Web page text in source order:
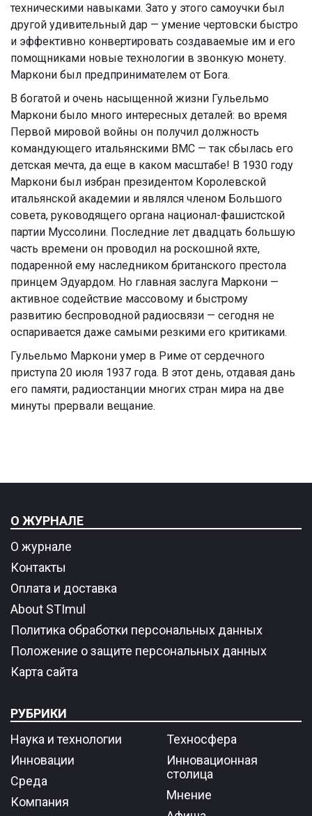
техническими навыками. Зато у этого самоучки был
другой удивительный дар — умение чертовски быстро
и эффективно конвертировать создаваемые им и его
помощниками новые технологии в звонкую монету.
Маркони был предпринимателем от Бога.
В богатой и очень насыщенной жизни Гульельмо
Маркони было много интересных деталей: во время
Первой мировой войны он получил должность
командующего итальянскими ВМС — так сбылась его
детская мечта, да еще в каком масштабе! В 1930 году
Маркони был избран президентом Королевской
итальянской академии и являлся членом Большого
совета, руководящего органа национал-фашистской
партии Муссолини. Последние лет двадцать большую
часть времени он проводил на роскошной яхте,
подаренной ему наследником британского престола
принцем Эдуардом. Но главная заслуга Маркони —
активное содействие массовому и быстрому
развитию беспроводной радиосвязи — сегодня не
оспаривается даже самыми резкими его критиками.
Гульельмо Маркони умер в Риме от сердечного
приступа 20 июля 1937 года. В этот день, отдавая дань
его памяти, радиостанции многих стран мира на две
минуты прервали вещание.
О ЖУРНАЛЕ
О журнале
Контакты
Оплата и доставка
About STImul
Политика обработки персональных данных
Положение о защите персональных данных
Карта сайта
РУБРИКИ
Наука и технологии
Инновации
Среда
Компания
Техносфера
Инновационная
столица
Мнение